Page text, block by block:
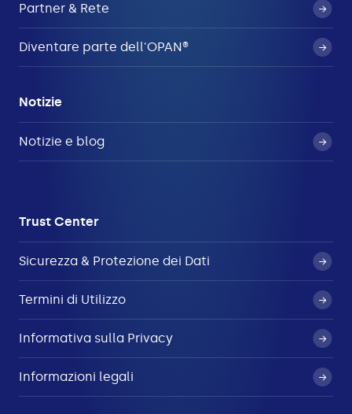
Partner & Rete
Diventare parte dell'OPAN®
Notizie
Notizie e blog
Trust Center
Sicurezza & Protezione dei Dati
Termini di Utilizzo
Informativa sulla Privacy
Informazioni legali